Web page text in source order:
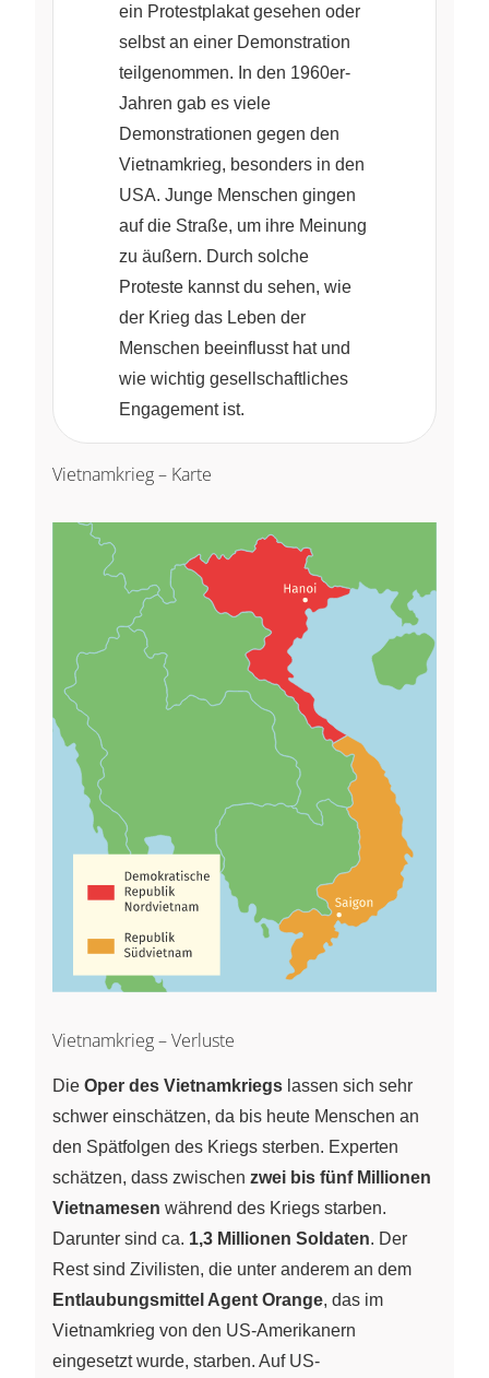
ein Protestplakat gesehen oder
selbst an einer Demonstration
teilgenommen. In den 1960er-
Jahren gab es viele
Demonstrationen gegen den
Vietnamkrieg, besonders in den
USA. Junge Menschen gingen
auf die Straße, um ihre Meinung
zu äußern. Durch solche
Proteste kannst du sehen, wie
der Krieg das Leben der
Menschen beeinflusst hat und
wie wichtig gesellschaftliches
Engagement ist.
Vietnamkrieg – Karte
Vietnamkrieg – Verluste
Die Oper des Vietnamkriegs lassen sich sehr
schwer einschätzen, da bis heute Menschen an
den Spätfolgen des Kriegs sterben. Experten
schätzen, dass zwischen zwei bis fünf Millionen
Vietnamesen während des Kriegs starben.
Darunter sind ca. 1,3 Millionen Soldaten. Der
Rest sind Zivilisten, die unter anderem an dem
Entlaubungsmittel Agent Orange, das im
Vietnamkrieg von den US-Amerikanern
eingesetzt wurde, starben. Auf US-